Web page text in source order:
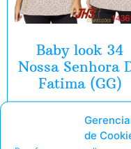
de
Baby look 34
Nossa Senhora
Fatima (GG)
Pegar Oferta